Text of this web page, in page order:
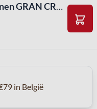
Miscela d'Oro koffiebonen GRAN CREMA ( 1kg )
In
in België